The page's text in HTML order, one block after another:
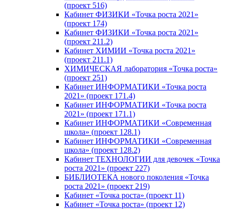
(проект 516)
Кабинет ФИЗИКИ «Точка роста 2021»
(проект 174)
Кабинет ФИЗИКИ «Точка роста 2021»
(проект 211.2)
Кабинет ХИМИИ «Точка роста 2021»
(проект 211.1)
ХИМИЧЕСКАЯ лаборатория «Точка роста»
(проект 251)
Кабинет ИНФОРМАТИКИ «Точка роста
2021» (проект 171.4)
Кабинет ИНФОРМАТИКИ «Точка роста
2021» (проект 171.1)
Кабинет ИНФОРМАТИКИ «Современная
школа» (проект 128.1)
Кабинет ИНФОРМАТИКИ «Современная
школа» (проект 128.2)
Кабинет ТЕХНОЛОГИИ для девочек «Точка
роста 2021» (проект 227)
БИБЛИОТЕКА нового поколения «Точка
роста 2021» (проект 219)
Кабинет «Точка роста» (проект 11)
Кабинет «Точка роста» (проект 12)